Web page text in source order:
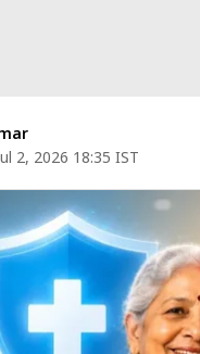
2, 2026 18:35 IST